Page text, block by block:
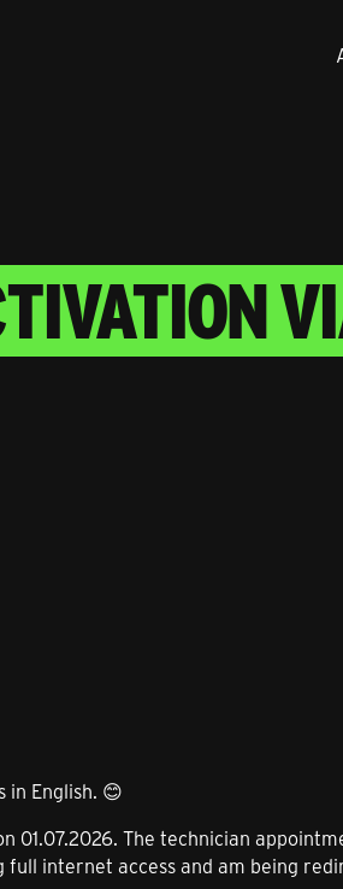
English. 😊
01.07.2026. The technician
internet access and am being